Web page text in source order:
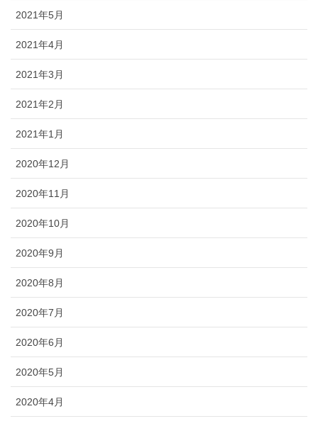
2021年5月
2021年4月
2021年3月
2021年2月
2021年1月
2020年12月
2020年11月
2020年10月
2020年9月
2020年8月
2020年7月
2020年6月
2020年5月
2020年4月